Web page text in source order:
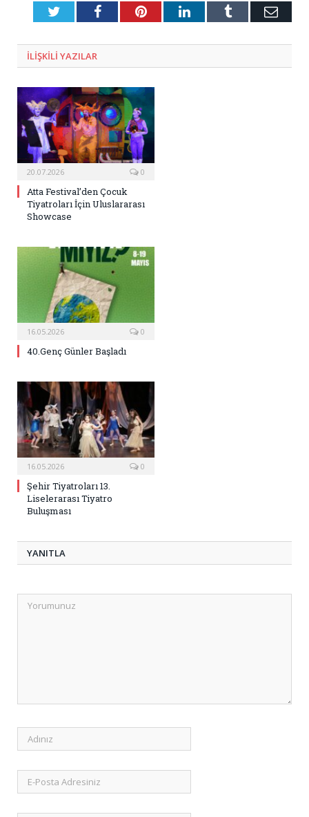
TwitterFacebookPinterestLinkedInTumblr E-
ILIŞKILI YAZILAR
20.07.2026 0
Atta Festival’den Çocuk
Tiyatroları İçin Uluslararası
Showcase
16.05.2026 0
40.Genç Günler Başladı
16.05.2026 0
Şehir Tiyatroları 13.
Liselerarası Tiyatro
Buluşması
YANITLA